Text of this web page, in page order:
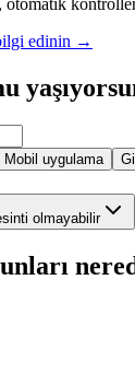
otomatik
edinin →
Mobil uygulama
olmayabilir